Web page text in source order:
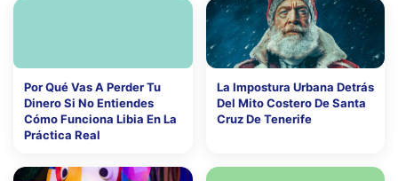
Por Qué Vas A Perder Tu
Dinero Si No Entiendes
Cómo Funciona Libia En La
Práctica Real
La Impostura Urbana Detrás
Del Mito Costero De Santa
Cruz De Tenerife